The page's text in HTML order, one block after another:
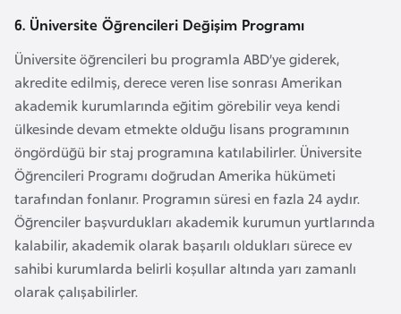
6. Üniversite Öğrencileri Değişim Programı
Üniversite öğrencileri bu programla ABD’ye giderek,
akredite edilmiş, derece veren lise sonrası Amerikan
akademik kurumlarında eğitim görebilir veya kendi
ülkesinde devam etmekte olduğu lisans programının
öngördüğü bir staj programına katılabilirler. Üniversite
Öğrencileri Programı doğrudan Amerika hükümeti
tarafından fonlanır. Programın süresi en fazla 24 aydır.
Öğrenciler başvurdukları akademik kurumun yurtlarında
kalabilir, akademik olarak başarılı oldukları sürece ev
sahibi kurumlarda belirli koşullar altında yarı zamanlı
olarak çalışabilirler.
Ç
d
Ç
e
k
C
u
m
h
u
r